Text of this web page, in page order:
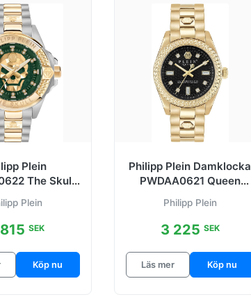
Plein
The Skull
mm
Plein
SEK
Köp nu
Philipp Plein Damklocka
PWDAA0621 Queen
Ø36
Philipp Plein
3 225 SEK
Läs mer Köp nu